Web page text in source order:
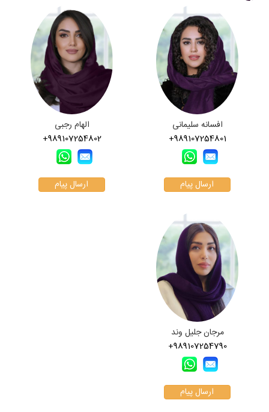
افسانه سلیمانی
+989107254801
ارسال پیام
الهام رجبی
+989107254802
ارسال پیام
مرجان جلیل وند
+989107254790
ارسال پیام